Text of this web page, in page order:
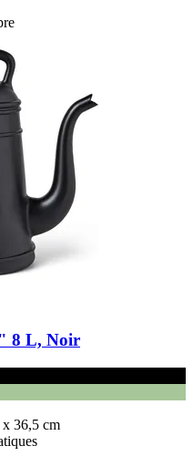
8 L, Noir
36,5 cm